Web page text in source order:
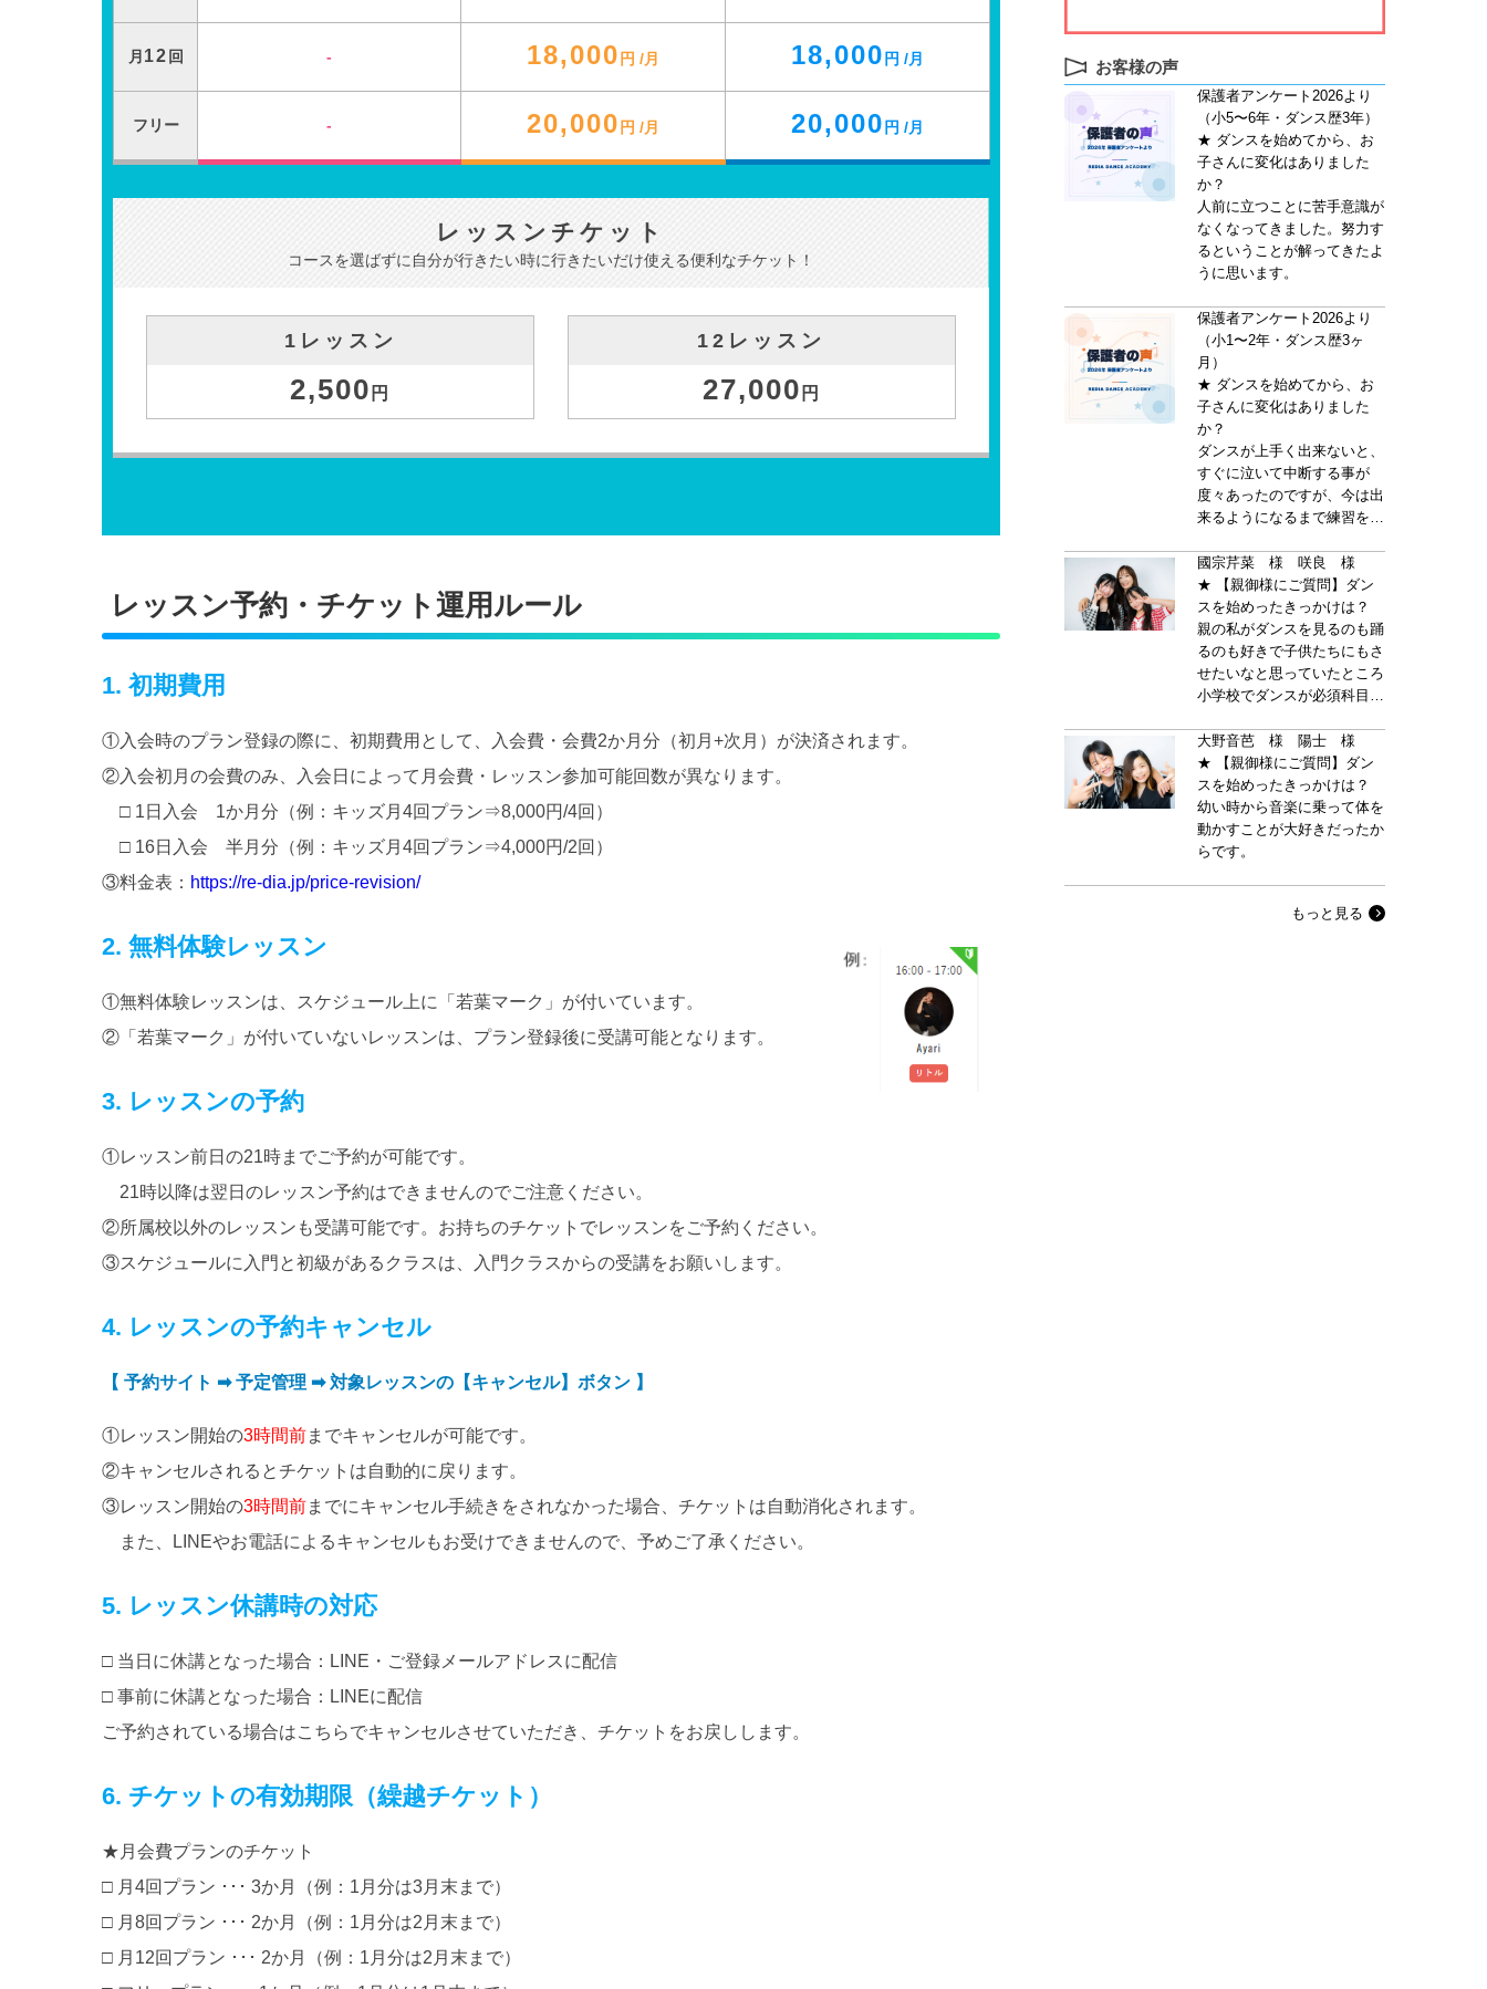
月 12 回 - 18,000 円 /月 18,000 円 /月
フリー - 20,000 円 /月 20,000 円 /月
レッスンチケット
コースを選ばずに自分が行きたい時に行きたいだけ使える便利なチケット！
1レッスン
2,500 円
12レッスン
27,000 円
レッスン予約・チケット運用ルール
1. 初期費用
①入会時のプラン登録の際に、初期費用として、入会費・会費2か月分（初月+次月）が決済されます。
②入会初月の会費のみ、入会日によって月会費・レッスン参加可能回数が異なります。
□ 1日入会 1か月分（例：キッズ月4回プラン⇒8,000円/4回）
□ 16日入会 半月分（例：キッズ月4回プラン⇒4,000円/2回）
③料金表： https://re-dia.jp/price-revision/
2. 無料体験レッスン
①無料体験レッスンは、スケジュール上に「若葉マーク」が付いています。
②「若葉マーク」が付いていないレッスンは、プラン登録後に受講可能となります。
3. レッスンの予約
①レッスン前日の21時までご予約が可能です。
21時以降は翌日のレッスン予約はできませんのでご注意ください。
②所属校以外のレッスンも受講可能です。お持ちのチケットでレッスンをご予約ください。
③スケジュールに入門と初級があるクラスは、入門クラスからの受講をお願いします。
4. レッスンの予約キャンセル
【 予約サイト ➡ 予定管理 ➡ 対象レッスンの【キャンセル】ボタン 】
①レッスン開始の3時間前までキャンセルが可能です。
②キャンセルされるとチケットは自動的に戻ります。
③レッスン開始の3時間前までにキャンセル手続きをされなかった場合、チケットは自動消化されます。
また、LINEやお電話によるキャンセルもお受けできませんので、予めご了承ください。
5. レッスン休講時の対応
□ 当日に休講となった場合：LINE・ご登録メールアドレスに配信
□ 事前に休講となった場合：LINEに配信
ご予約されている場合はこちらでキャンセルさせていただき、チケットをお戻しします。
6. チケットの有効期限（繰越チケット）
★月会費プランのチケット
□ 月4回プラン ･･･ 3か月（例：1月分は3月末まで）
□ 月8回プラン ･･･ 2か月（例：1月分は2月末まで）
□ 月12回プラン ･･･ 2か月（例：1月分は2月末まで）
お客様の声
保護者アンケート2026より
（小5〜6年・ダンス歴3年）
★ ダンスを始めてから、お
子さんに変化はありました
か？
人前に立つことに苦手意識が
なくなってきました。努力す
るということが解ってきたよ
うに思います。
保護者アンケート2026より
（小1〜2年・ダンス歴3ヶ
月）
★ ダンスを始めてから、お
子さんに変化はありました
か？
ダンスが上手く出来ないと、
すぐに泣いて中断する事が
度々あったのですが、今は出
来るようになるまで練習をた
もついたようです。
國宗芹菜 様 咲良 様
★ 【親御様にご質問】ダン
スを始めったきっかけは？
親の私がダンスを見るのも踊
るのも好きで子供たちにもさ
せたいなと思っていたところ
小学校でダンスが必須科目に
良いかなと軽い気持ちで見学
しに行きました。
大野音芭 様 陽士 様
★ 【親御様にご質問】ダン
スを始めったきっかけは？
幼い時から音楽に乗って体を
動かすことが大好きだったか
らです。
もっと見る